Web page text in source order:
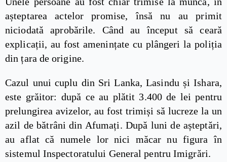
așteptarea actelor promise, însă nu au primit
niciodată aprobările. Când au început să ceară
explicații, au fost amenințate cu plângeri la poliția
din țara de origine.
Cazul unui cuplu din Sri Lanka, Lasindu și Ishara,
este grăitor: după ce au plătit 3.400 de lei pentru
prelungirea avizelor, au fost trimiși să lucreze la un
azil de bătrâni din Afumați. După luni de așteptări,
au aflat că numele lor nici măcar nu figura în
sistemul Inspectoratului General pentru Imigrări.